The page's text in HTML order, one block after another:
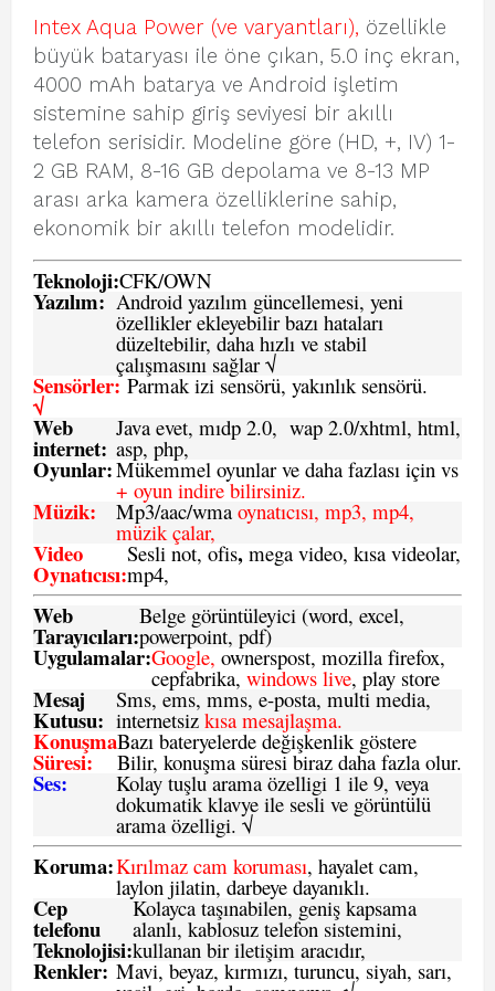
Intex Aqua Power (ve varyantları), özellikle
büyük bataryası ile öne çıkan, 5.0 inç ekran,
4000 mAh batarya ve Android işletim
sistemine sahip giriş seviyesi bir akıllı
telefon serisidir. Modeline göre (HD, +, IV) 1-
2 GB RAM, 8-16 GB depolama ve 8-13 MP
arası arka kamera özelliklerine sahip,
ekonomik bir akıllı telefon modelidir.
Teknoloji:CFK/OWN
Yazılım: Android yazılım güncellemesi, yeni
özellikler ekleyebilir bazı hataları
düzeltebilir, daha hızlı ve stabil
çalışmasını sağlar √
Sensörler:
√
Parmak izi sensörü, yakınlık sensörü.
Web
internet:
Java evet, mıdp 2.0, wap 2.0/xhtml, html,
asp, php,
Oyunlar:Mükemmel oyunlar ve daha fazlası için vs
+ oyun indire bilirsiniz.
Müzik: Mp3/aac/wmaoynatıcısı, mp3, mp4,
müzik çalar,
Video
Oynatıcısı:
Sesli not, ofis, mega video, kısa videolar,
mp4,
Web
Tarayıcıları:
Belge görüntüleyici (word, excel,
powerpoint, pdf)
Uygulamalar:Google, ownerspost, mozilla firefox,
cepfabrika, windows live, play store
Mesaj
Kutusu:
Sms, ems, mms, e-posta, multi media,
internetsiz kısa mesajlaşma.
Konuşma
Süresi:
Bazı bateryelerde değişkenlik göstere
Bilir, konuşma süresi biraz daha fazla olur.
Ses: Kolay tuşlu arama özelligi 1 ile 9, veya
dokumatik klavye ile sesli ve görüntülü
arama özelligi. √
Koruma:Kırılmaz cam koruması, hayalet cam,
laylon jilatin, darbeye dayanıklı.
Cep
telefonu
Teknolojisi:
Kolayca taşınabilen, geniş kapsama
alanlı, kablosuz telefon sistemini,
kullanan bir iletişim aracıdır,
Renkler: Mavi, beyaz, kırmızı, turuncu, siyah, sarı,